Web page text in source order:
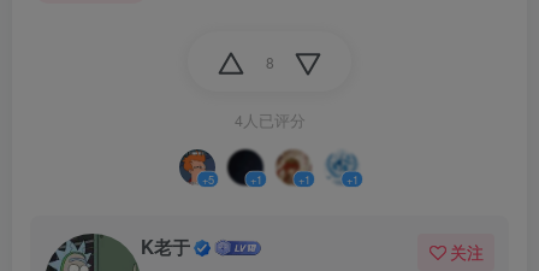
8
4人已评分
+5 +1 +1 +1
K老于 关注